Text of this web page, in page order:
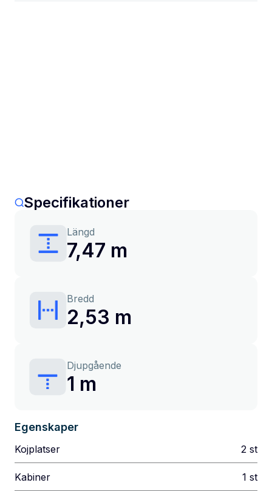
Specifikationer
Längd
7,47 m
Bredd
2,53 m
Djupgående
1 m
Egenskaper
Kojplatser 2 st
Kabiner 1 st